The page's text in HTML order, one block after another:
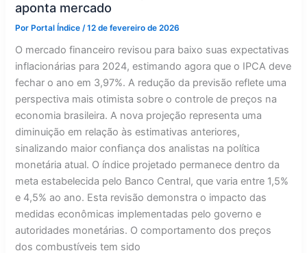
pontos
aponta mercado
PorPortal Índice /12 de fevereiro de 2026
O mercado financeiro revisou para baixo suas expectativas
inflacionárias para 2024, estimando agora que o IPCA deve
fechar o ano em 3,97%. A redução da previsão reflete uma
perspectiva mais otimista sobre o controle de preços na
economia brasileira. A nova projeção representa uma
diminuição em relação às estimativas anteriores,
sinalizando maior confiança dos analistas na política
monetária atual. O índice projetado permanece dentro da
meta estabelecida pelo Banco Central, que varia entre 1,5%
e 4,5% ao ano. Esta revisão demonstra o impacto das
medidas econômicas implementadas pelo governo e
autoridades monetárias. O comportamento dos preços
dos combustíveis tem sido